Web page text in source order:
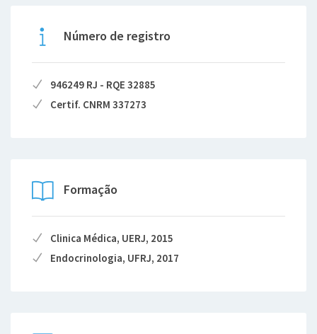
Número de registro
946249 RJ - RQE 32885
Certif. CNRM 337273
Formação
Clinica Médica, UERJ, 2015
Endocrinologia, UFRJ, 2017